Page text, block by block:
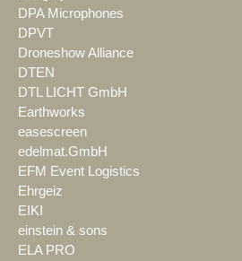
DPA Microphones
DPVT
Droneshow Alliance
DTEN
DTL LICHT GmbH
Earthworks
easescreen
edelmat.GmbH
EFM Event Logistics
Ehrgeiz
EIKI
einstein & sons
ELA PRO